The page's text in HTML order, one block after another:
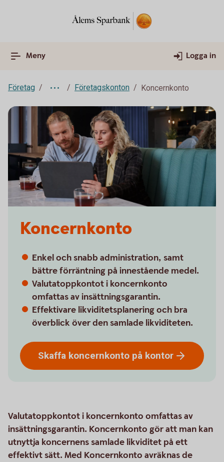
Meny Logga in
Företag Företagskonton Koncernkonto
Koncernkonto
Enkel och snabb administration, samt
bättre förräntning på innestående medel.
Valutatoppkontot i koncernkonto
omfattas av insättningsgarantin.
Effektivare likviditetsplanering och bra
överblick över den samlade likviditeten.
Skaffa koncernkonto på kontor
Valutatoppkontot i koncernkonto omfattas av
insättningsgarantin. Koncernkonto gör att man kan
utnyttja koncernens samlade likviditet på ett
effektivt sätt. Med Koncernkonto avräknas de